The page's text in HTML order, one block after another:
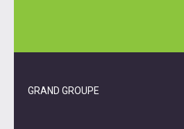
GRAND GROUPE